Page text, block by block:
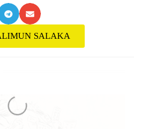
SALAKA